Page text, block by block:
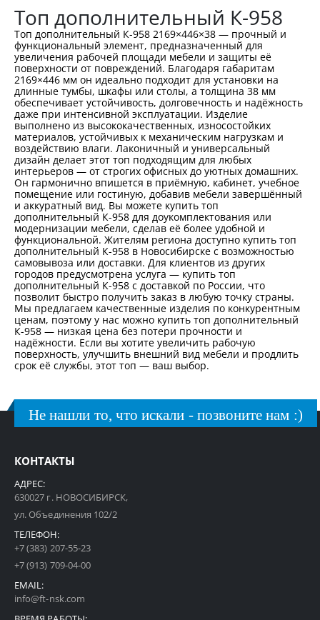
Топ дополнительный К-958
Топ дополнительный К-958 2169×446×38 — прочный и
функциональный элемент, предназначенный для
увеличения рабочей площади мебели и защиты её
поверхности от повреждений. Благодаря габаритам
2169×446 мм он идеально подходит для установки на
длинные тумбы, шкафы или столы, а толщина 38 мм
обеспечивает устойчивость, долговечность и надёжность
даже при интенсивной эксплуатации. Изделие
выполнено из высококачественных, износостойких
материалов, устойчивых к механическим нагрузкам и
воздействию влаги. Лаконичный и универсальный
дизайн делает этот топ подходящим для любых
интерьеров — от строгих офисных до уютных домашних.
Он гармонично впишется в приёмную, кабинет, учебное
помещение или гостиную, добавив мебели завершённый
и аккуратный вид. Вы можете купить топ
дополнительный К-958 для доукомплектования или
модернизации мебели, сделав её более удобной и
функциональной. Жителям региона доступно купить топ
дополнительный К-958 в Новосибирске с возможностью
самовывоза или доставки. Для клиентов из других
городов предусмотрена услуга — купить топ
дополнительный К-958 с доставкой по России, что
позволит быстро получить заказ в любую точку страны.
Мы предлагаем качественные изделия по конкурентным
ценам, поэтому у нас можно купить топ дополнительный
К-958 — низкая цена без потери прочности и
надёжности. Если вы хотите увеличить рабочую
поверхность, улучшить внешний вид мебели и продлить
срок её службы, этот топ — ваш выбор.
Не нашли то, что искали - позвоните нам :)
КОНТАКТЫ
АДРЕС:
630027 г. НОВОСИБИРСК,
ул. Объединения 102/2
ТЕЛЕФОН:
+7 (383) 207-55-23
+7 (913) 709-04-00
EMAIL:
info@ft-nsk.com